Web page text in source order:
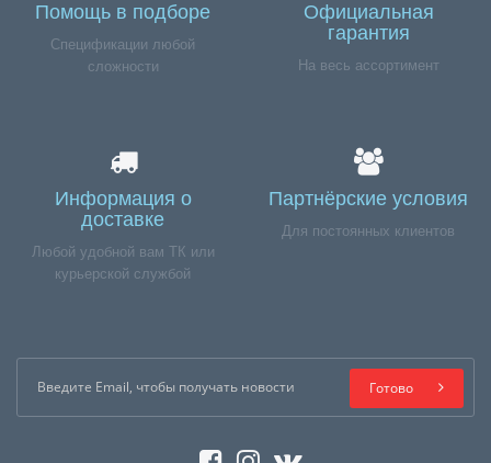
Помощь в подборе
Спецификации любой
сложности
Официальная
гарантия
На весь ассортимент
Информация о
доставке
Любой удобной вам ТК или
курьерской службой
Партнёрские условия
Для постоянных клиентов
Готово